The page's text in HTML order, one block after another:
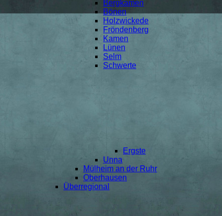
Bergkamen
Bönen
Holzwickede
Fröndenberg
Kamen
Lünen
Selm
Schwerte
Ergste
Unna
Mülheim an der Ruhr
Oberhausen
Überregional